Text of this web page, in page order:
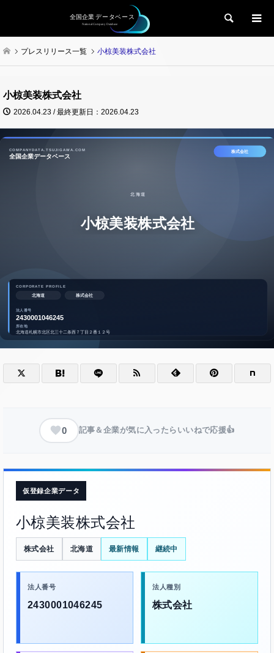
検索
プレスリリース一覧 小椋美装株式会社
小椋美装株式会社
2026.04.23 / 最終更新日：2026.04.23
0 記事＆企業が気に入ったらいいねで応援👍
仮登録企業データ
小椋美装株式会社
株式会社 北海道 最新情報 継続中
法人番号
2430001046245
法人種別
株式会社